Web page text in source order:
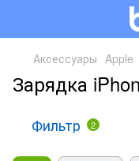
Аксессуары Apple
Зарядка
Фильтр 2